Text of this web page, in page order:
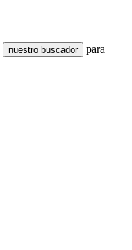
nuestro buscador
para